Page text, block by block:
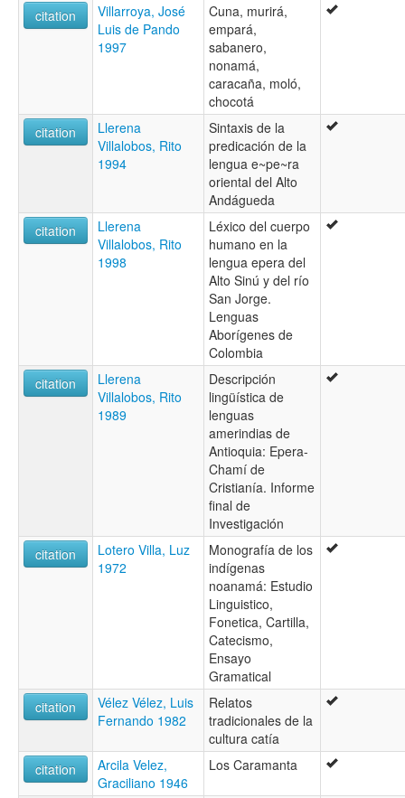
citation
Villarroya, José
Luis de Pando
1997
Cuna, murirá,
empará,
sabanero,
nonamá,
caracaña, moló,
chocotá
citation
Llerena
Villalobos, Rito
1994
Sintaxis de la
predicación de la
lengua e~pe~ra
oriental del Alto
Andágueda
citation
Llerena
Villalobos, Rito
1998
Léxico del cuerpo
humano en la
lengua epera del
Alto Sinú y del río
San Jorge.
Lenguas
Aborígenes de
Colombia
citation
Llerena
Villalobos, Rito
1989
Descripción
lingüística de
lenguas
amerindias de
Antioquia: Epera-
Chamí de
Cristianía. Informe
final de
Investigación
citation
Lotero Villa, Luz
1972
Monografía de los
indígenas
noanamá: Estudio
Linguistico,
Fonetica, Cartilla,
Catecismo,
Ensayo
Gramatical
citation
Vélez Vélez, Luis
Fernando 1982
Relatos
tradicionales de la
cultura catía
citation
Arcila Velez,
Graciliano 1946
Los Caramanta